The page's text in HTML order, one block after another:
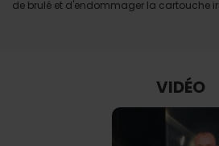
de brulé et d'endommager la cartouche
VIDÉO